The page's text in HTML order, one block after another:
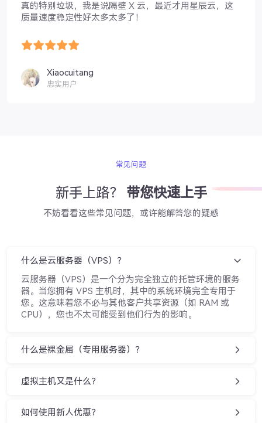
真的特别垃圾，我是说隔壁 X 云，最近才用星辰云，这
质量速度稳定性好太多太多了！
Xiaocuitang
忠实用户
常见问题
新手上路？ 带您快速上手
不妨看看这些常见问题，或许能解答您的疑惑
什么是云服务器（VPS）？
云服务器（VPS）是一个分为完全独立的托管环境的服务
器。当您拥有 VPS 主机时，其中的系统环境完全专用于
您。这意味着您不必与其他客户共享资源（如 RAM 或
CPU），您也不太可能受到他们行为的影响。
什么是裸金属（专用服务器）？
虚拟主机又是什么？
如何使用新人优惠？